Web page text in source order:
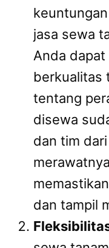
jasa sewa
Anda
berkualitas
tentang
disewa
dan tim
dan tampil